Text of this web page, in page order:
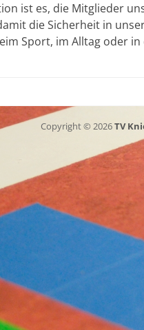
ist es, die Mitglieder
die Sicherheit in
Sport, im Alltag oder
Copyright © 2026TV